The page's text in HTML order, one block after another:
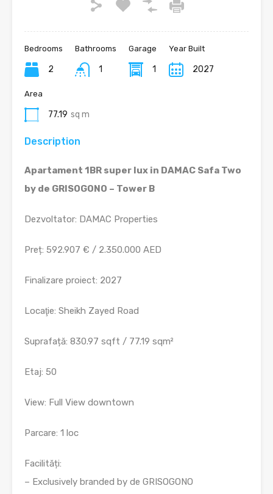
Bedrooms
2
Bathrooms
1
Garage
1
Year Built
2027
Area
77.19 sq m
Description
Apartament 1BR super lux in DAMAC Safa Two
by de GRISOGONO – Tower B
Dezvoltator: DAMAC Properties
Preț: 592.907 € / 2.350.000 AED
Finalizare proiect: 2027
Locaţie: Sheikh Zayed Road
Suprafață: 830.97 sqft / 77.19 sqm²
Etaj: 50
View: Full View downtown
Parcare: 1 loc
Facilități:
– Exclusively branded by de GRISOGONO